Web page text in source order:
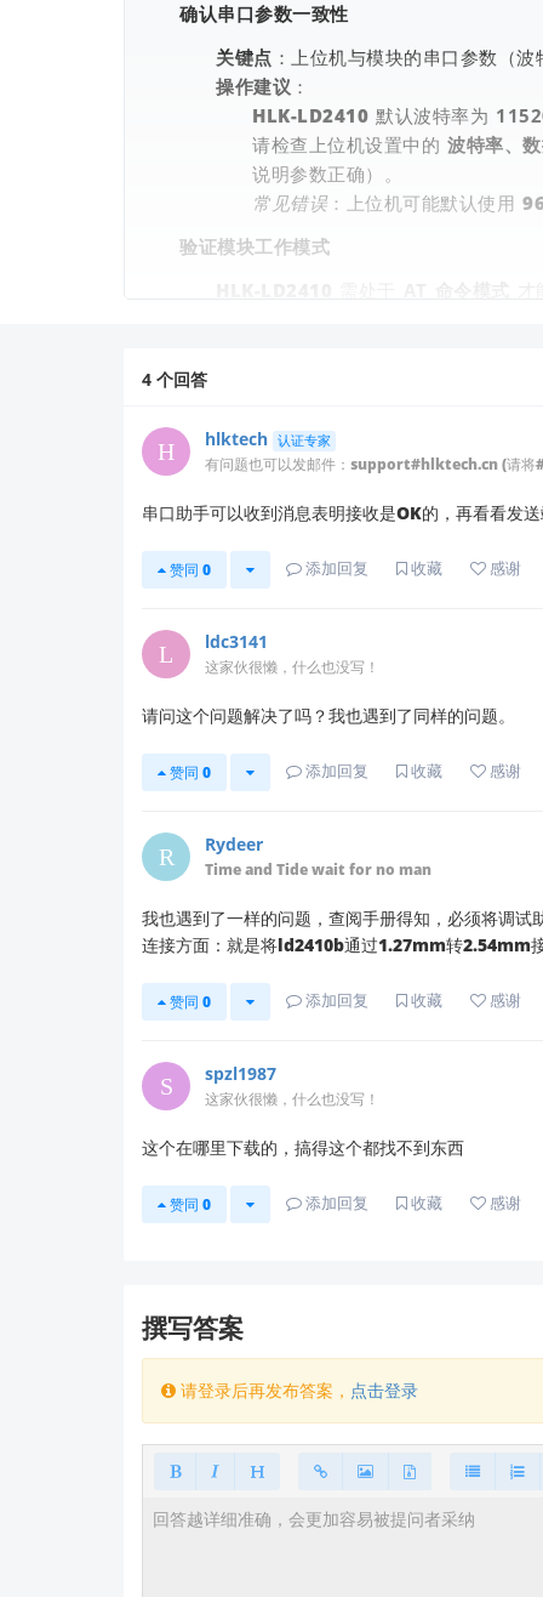
确认串口参数一致性
关键点 ：上位机与模块的串口参数（
操作建议 ：
HLK-LD2410 默认波特率为
请检查上位机设置中的 波特率、
说明参数正确）。
常见错误：上位机可能默认使用
验证模块工作模式
旧版上位机可能与新固件不兼容。
前往官方资料下载中心 → 搜索
卸载旧版后重新安装，避免缓存冲
排除硬件干扰
USB 转接线质量或供电不足可能导致
操作建议 ：
直接连接电脑 USB 端口（避免使
💡补充说明
根据历史服务记录（如 2025-3-11 和
若以上步骤仍无效：
请提供上位机连接失败的截图和模块
我们将为您进一步分析。
📌官方资源支持
技术问答社区
： ask.hlktech.com
若问题持续，请将设备照片、操作视频、错
⚠️ 注意：请勿自行修改模块固件，以免影响
4 个回答
hlktech 认证专家
有问题也可以发邮件：support#hlktech.cn (请将
串口助手可以收到消息表明接收是OK的，再看看发
赞同 0 添加回复 收藏 感谢
ldc3141
这家伙很懒，什么也没写！
请问这个问题解决了吗？我也遇到了同样的问题。
赞同 0 添加回复 收藏 感谢
Rydeer
Time and Tide wait for no man
我也遇到了一样的问题，查阅手册得知，必须将调试
连接方面：就是将ld2410b通过1.27mm转2.54mm
赞同 0 添加回复 收藏 感谢
spzl1987
这家伙很懒，什么也没写！
这个在哪里下载的，搞得这个都找不到东西
赞同 0 添加回复 收藏 感谢
撰写答案
请登录后再发布答案， 点击登录